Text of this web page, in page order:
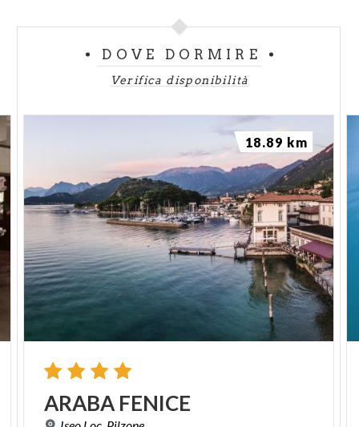
DOVE DORMIRE
Verifica disponibilità
ARABA FENICE
18.89 km